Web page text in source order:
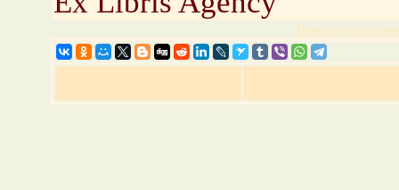
Предыдущая